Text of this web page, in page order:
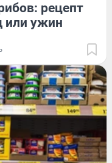
рецепт
или ужин